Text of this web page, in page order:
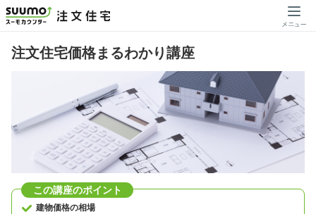
注文住宅価格まるわかり講座
この講座のポイント
建物価格の相場